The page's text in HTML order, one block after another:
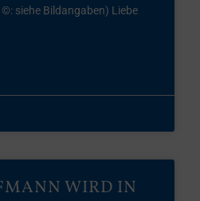
siehe Bildangaben) Liebe
WIRD IN